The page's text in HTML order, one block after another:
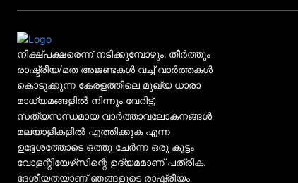
നിക്ഷ്പക്ഷരെന്ന് നടിക്കുമ്പോഴും, തീർത്തും
രാഷ്ട്രീയ/മത അജണ്ടകൾ വച്ച് വാർത്തകൾ
കൊടുക്കുന്ന കേരളത്തിലെ മുഖ്യ ധാരാ
മാധ്യമങ്ങളിൽ നിന്നും വേറിട്ട്,
സത്യസന്ധമായ വാർത്താവലോകനങ്ങൾ
മലയാളികളിൽ എത്തിക്കുക എന്ന
ഉദ്ദേശത്തോടെ ഒത്തു ചേർന്ന ഒരു കൂട്ടം
വോളന്റിയേഴ്‌സിന്റെ ഉദ്യമമാണ് പത്രിക.
ദേശീയതയാണ് ഞങ്ങളുടെ രാഷ്ട്രീയം.